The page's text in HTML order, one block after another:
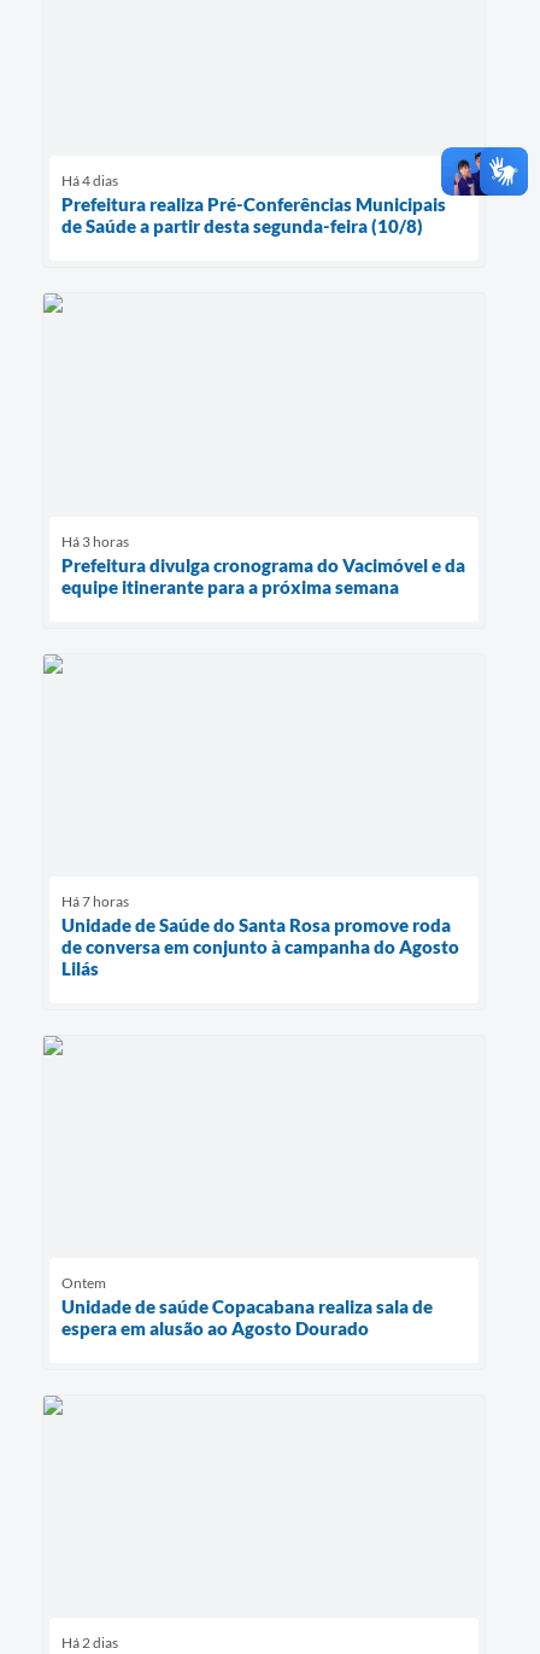
Há 4 dias
Prefeitura realiza Pré-Conferências Municipais
de Saúde a partir desta segunda-feira (10/8)
Há 3 horas
Prefeitura divulga cronograma do Vacimóvel e da
equipe itinerante para a próxima semana
Há 7 horas
Unidade de Saúde do Santa Rosa promove roda
de conversa em conjunto à campanha do Agosto
Lilás
Ontem
Unidade de saúde Copacabana realiza sala de
espera em alusão ao Agosto Dourado
Há 2 dias